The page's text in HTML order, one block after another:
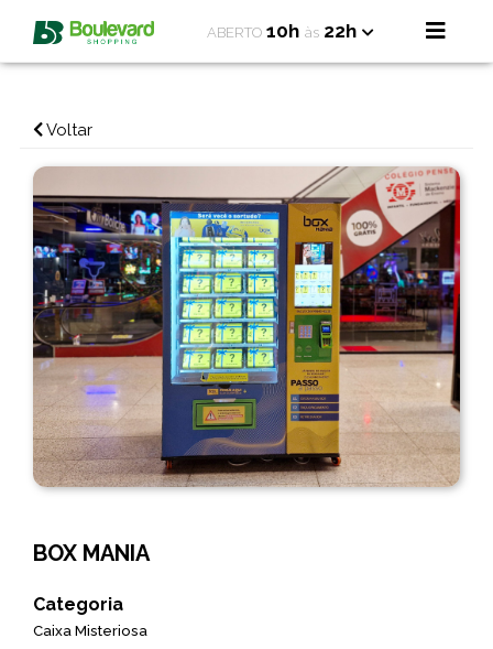
ABERTO 10h às 22h
Voltar
BOX MANIA
Categoria
Caixa Misteriosa